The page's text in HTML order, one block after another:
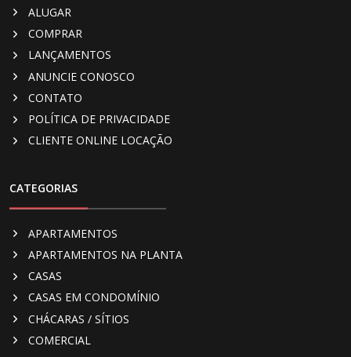
ALUGAR
COMPRAR
LANÇAMENTOS
ANUNCIE CONOSCO
CONTATO
POLÍTICA DE PRIVACIDADE
CLIENTE ONLINE LOCAÇÃO
CATEGORIAS
APARTAMENTOS
APARTAMENTOS NA PLANTA
CASAS
CASAS EM CONDOMÍNIO
CHÁCARAS / SÍTIOS
COMERCIAL